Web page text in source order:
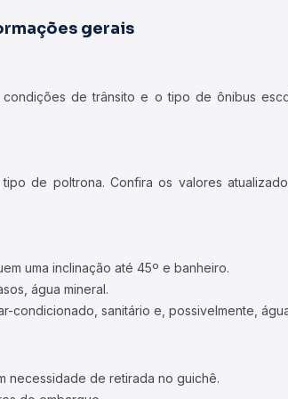
gerais
de trânsito e o tipo de ônibus
de poltrona. Confira os valores
uma inclinação até 45º e banheiro.
água mineral.
condicionado, sanitário e, possivelmente,
necessidade de retirada no guichê.